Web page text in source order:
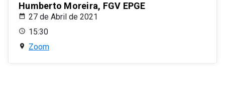
Humberto Moreira, FGV EPGE
27 de Abril de 2021
15:30
Zoom